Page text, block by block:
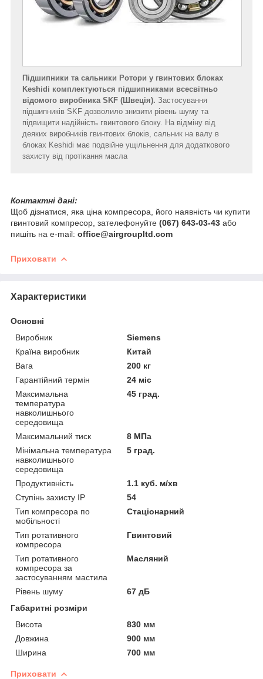
Підшипники та сальники Ротори у гвинтових блоках
Keshidi комплектуються підшипниками всесвітньо
відомого виробника SKF (Швеція). Застосування
підшипників SKF дозволило знизити рівень шуму та
підвищити надійність гвинтового блоку. На відміну від
деяких виробників гвинтових блоків, сальник на валу в
блоках Keshidi має подвійне ущільнення для додаткового
захисту від протікання масла
Контактні дані:
Щоб дізнатися, яка ціна компресора, його наявність чи купити
гвинтовий компресор, зателефонуйте (067) 643-03-43 або
пишіть на e-mail: office@airgroupltd.com
Приховати
Характеристики
Основні
Виробник
Siemens
Країна виробник
Китай
Вага
200 кг
Гарантійний термін
24 міс
Максимальна
температура
навколишнього
середовища
45 град.
Максимальний тиск
8 МПа
Мінімальна температура
навколишнього
середовища
5 град.
Продуктивність
1.1 куб. м/хв
Ступінь захисту IP
54
Тип компресора по
мобільності
Стаціонарний
Тип ротативного
компресора
Гвинтовий
Тип ротативного
компресора за
застосуванням мастила
Масляний
Рівень шуму
67 дБ
Габаритні розміри
Висота
830 мм
Довжина
900 мм
Ширина
700 мм
Приховати